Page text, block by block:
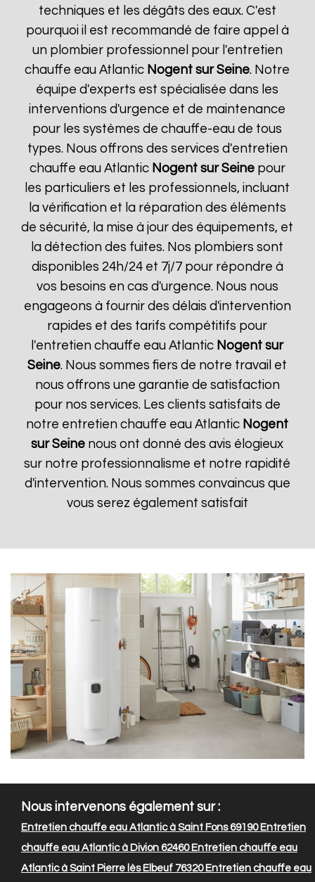
techniques et les dégâts des eaux. C'est
pourquoi il est recommandé de faire appel à
un plombier professionnel pour l'entretien
chauffe eau Atlantic Nogent sur Seine. Notre
équipe d'experts est spécialisée dans les
interventions d'urgence et de maintenance
pour les systèmes de chauffe-eau de tous
types. Nous offrons des services d'entretien
chauffe eau Atlantic Nogent sur Seinepour
les particuliers et les professionnels, incluant
la vérification et la réparation des éléments
de sécurité, la mise à jour des équipements, et
la détection des fuites. Nos plombiers sont
disponibles 24h/24 et 7j/7 pour répondre à
vos besoins en cas d'urgence. Nous nous
engageons à fournir des délais d'intervention
rapides et des tarifs compétitifs pour
l'entretien chauffe eau Atlantic Nogent sur
Seine. Nous sommes fiers de notre travail et
nous offrons une garantie de satisfaction
pour nos services. Les clients satisfaits de
notre entretien chauffe eau Atlantic Nogent
sur Seine nous ont donné des avis élogieux
sur notre professionnalisme et notre rapidité
d'intervention. Nous sommes convaincus que
vous serez également satisfait
Nous intervenons également sur :
Entretien chauffe eau Atlantic à Saint Fons 69190Entretien
chauffe eau Atlantic à Divion 62460Entretien chauffe eau
Atlantic à Saint Pierre lès Elbeuf 76320Entretien chauffe eau